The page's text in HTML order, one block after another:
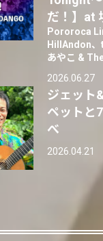
だ！】at
Pororoca
HillAndon
あやこ &
2026.06.27
ジェット
ペットと
べ
2026.04.21